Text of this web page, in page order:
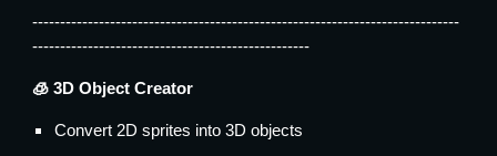
-----------------------------------------------------------------------------
--------------------------------------------------
🧊 3D Object Creator
Convert 2D sprites into 3D objects